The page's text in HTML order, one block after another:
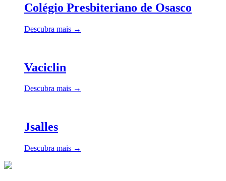
Colégio Presbiteriano de Osasco
Descubra mais →
Vaciclin
Descubra mais →
Jsalles
Descubra mais →